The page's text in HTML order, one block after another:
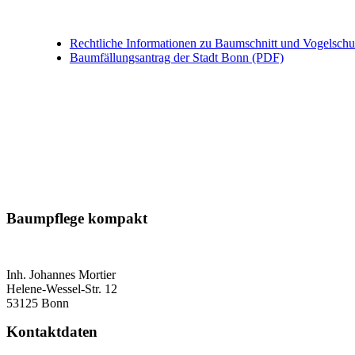
Rechtliche Informationen zu Baumschnitt und
Baumfällungsantrag der Stadt Bonn (PDF)
Baumpflege kompakt
Inh. Johannes Mortier
Helene-Wessel-Str. 12
53125 Bonn
Kontaktdaten